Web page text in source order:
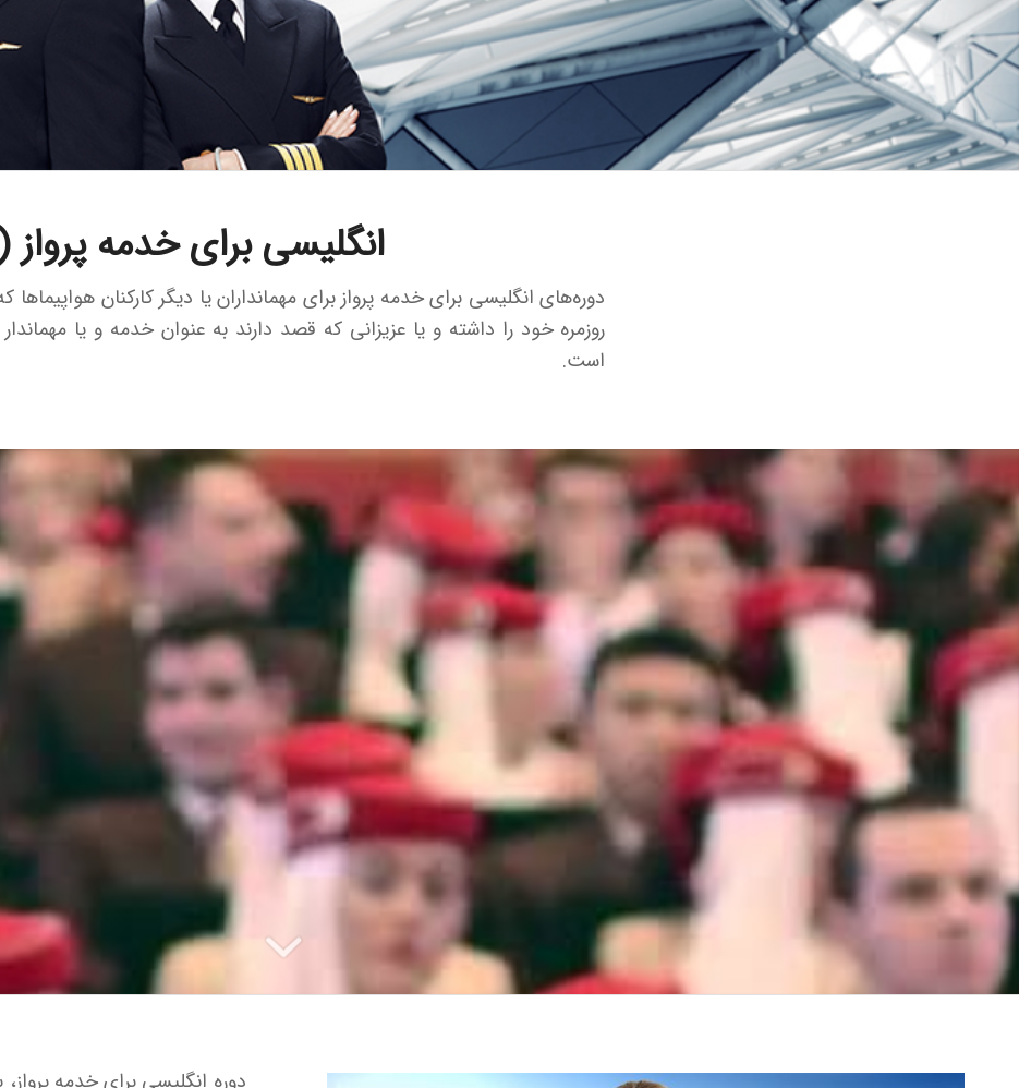
انگلیسی برای خدمه پرواز
دوره‌های انگلیسی برای خدمه پرواز برای مهمانداران یا دیگر کارکنان هواپیماها
روزمره خود را داشته و یا عزیزانی که قصد دارند به عنوان خدمه و یا
است.
دوره انگلیسی برای خدمه